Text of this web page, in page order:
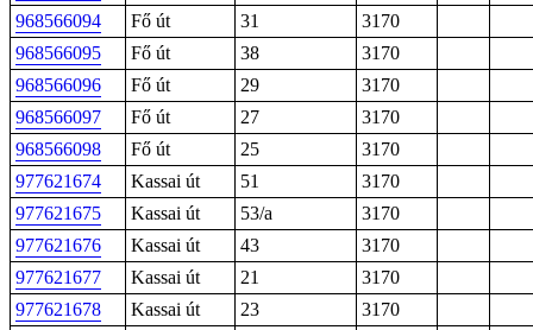
968566094
Fő út 31
3170
968566095
Fő út 38
3170
968566096
Fő út 29
3170
968566097
Fő út 27
3170
968566098
Fő út 25
3170
977621674
Kassai út 51
3170
977621675
Kassai út 53/a
3170
977621676
Kassai út 43
3170
977621677
Kassai út 21
3170
977621678
Kassai út 23
3170